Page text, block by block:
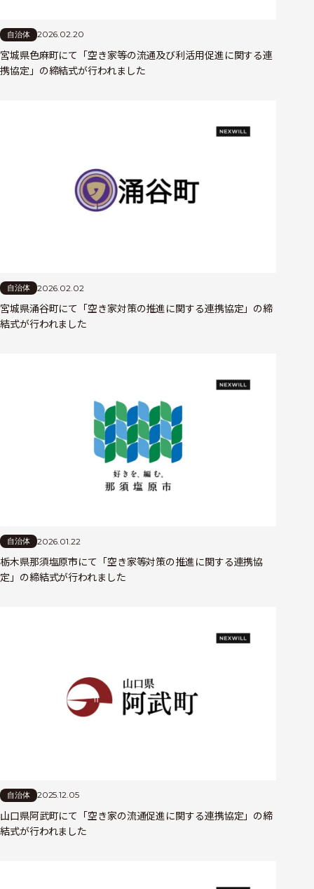
自治体 2026.02.20
宮城県色麻町にて「空き家等の流通及び利活用促進に関する連
携協定」の締結式が行われました
自治体 2026.02.02
宮城県涌谷町にて「空き家対策の推進に関する連携協定」の締
結式が行われました
自治体 2026.01.22
栃木県那須塩原市にて「空き家等対策の推進に関する連携協
定」の締結式が行われました
自治体 2025.12.05
山口県阿武町にて「空き家の流通促進に関する連携協定」の締
結式が行われました